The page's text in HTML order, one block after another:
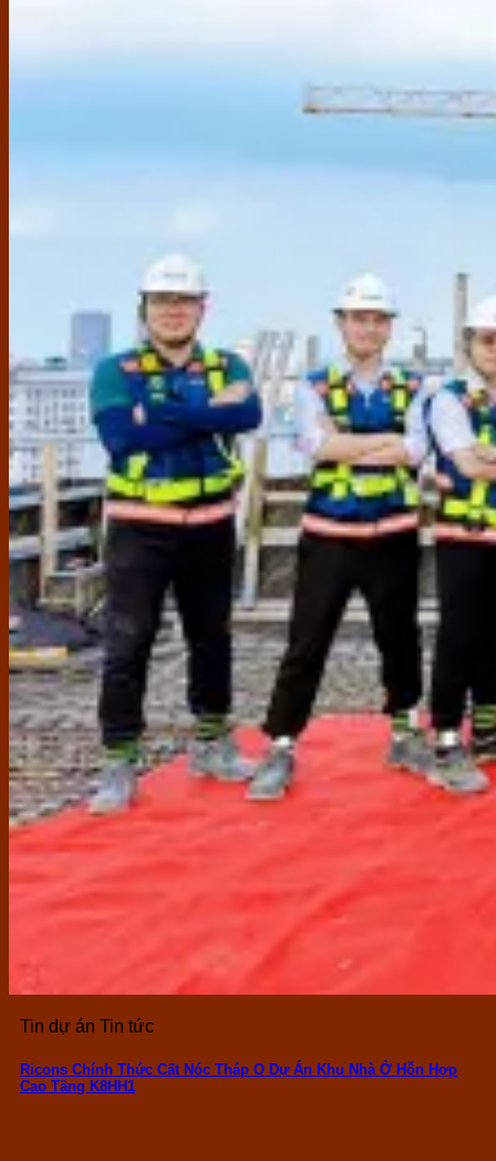
Tin dự án Tin tức
Ricons Chính Thức Cất Nóc Tháp O Dự Án Khu Nhà Ở Hỗn Hợp
Cao Tầng K8HH1